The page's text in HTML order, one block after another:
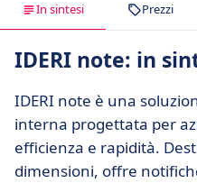
In sintesi Prezzi
IDERI note: in
IDERI note è una
interna progettata per
efficienza e rapidità.
dimensioni, offre